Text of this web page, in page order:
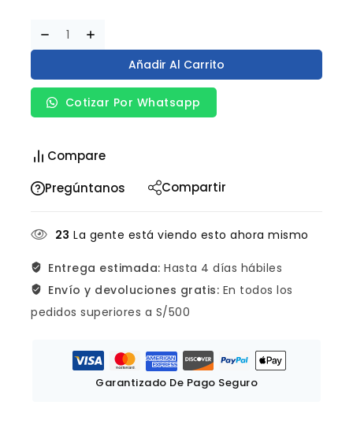
Añadir Al Carrito
Cotizar Por Whatsapp
Compare
Pregúntanos
Compartir
23 La gente está viendo esto ahora mismo
Entrega estimada: Hasta 4 días hábiles
Envío y devoluciones gratis: En todos los
pedidos superiores a S/500
Garantizado De Pago Seguro